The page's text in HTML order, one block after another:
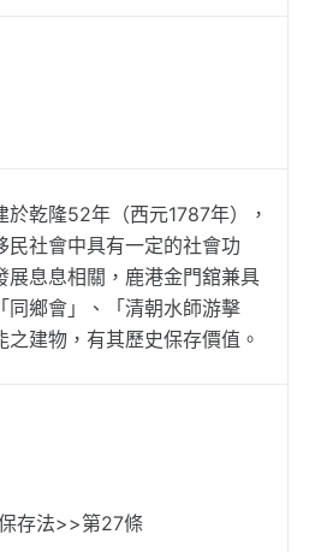
於乾隆52年（西元1787年），
民社會中具有一定的社會功
展息息相關，鹿港金門舘兼具
同鄉會」、「清朝水師游擊
之建物，有其歷史保存價值。
存法>>第27條